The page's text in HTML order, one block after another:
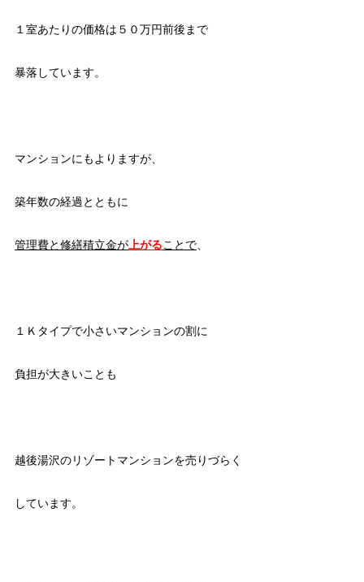
１室あたりの価格は５０万円前後まで
暴落しています。
マンションにもよりますが、
築年数の経過とともに
管理費と修繕積立金が上がることで、
１Ｋタイプで小さいマンションの割に
負担が大きいことも
越後湯沢のリゾートマンションを売りづらく
しています。